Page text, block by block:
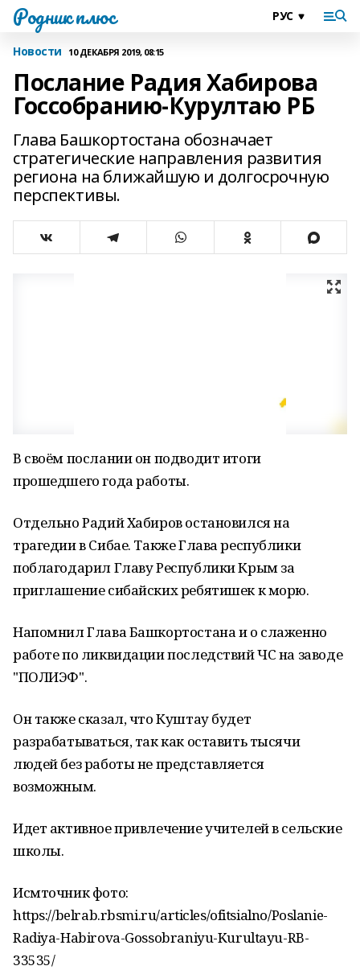
Родник плюс
Новости 10 ДЕКАБРЯ 2019, 08:15
Послание Радия Хабирова
Госсобранию-Курултаю РБ
Глава Башкортостана обозначает
стратегические направления развития
региона на ближайшую и долгосрочную
перспективы.
В своём послании он подводит итоги
прошедшего года работы.
Отдельно Радий Хабиров остановился на
трагедии в Сибае. Также Глава республики
поблагодарил Главу Республики Крым за
приглашение сибайских ребятишек к морю.
Напомнил Глава Башкортостана и о слаженно
работе по ликвидации последствий ЧС на заводе
"ПОЛИЭФ".
Он также сказал, что Куштау будет
разрабатываться, так как оставить тысячи
людей без работы не представляется
возможным.
Идет активное привлечение учителей в сельские
школы.
Исмточник фото:
https://belrab.rbsmi.ru/articles/ofitsialno/Poslanie-
Radiya-Habirova-Gossobraniyu-Kurultayu-RB-
33535/